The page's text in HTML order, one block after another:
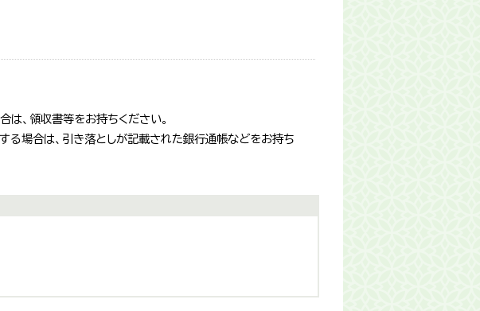
、領収書等をお持ちください。
る場合は、引き落としが記載された銀行通帳などをお持ち